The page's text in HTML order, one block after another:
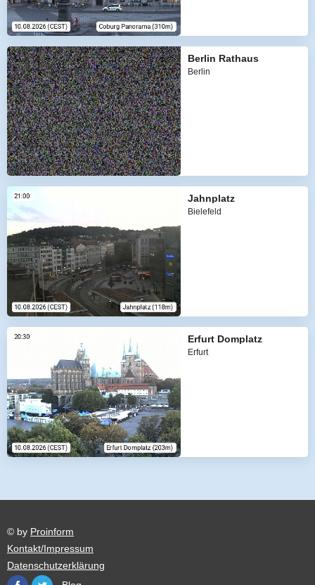
Berlin Rathaus
Berlin
Jahnplatz
Bielefeld
Erfurt Domplatz
Erfurt
© by Proinform
Kontakt/Impressum
Datenschutzerklärung